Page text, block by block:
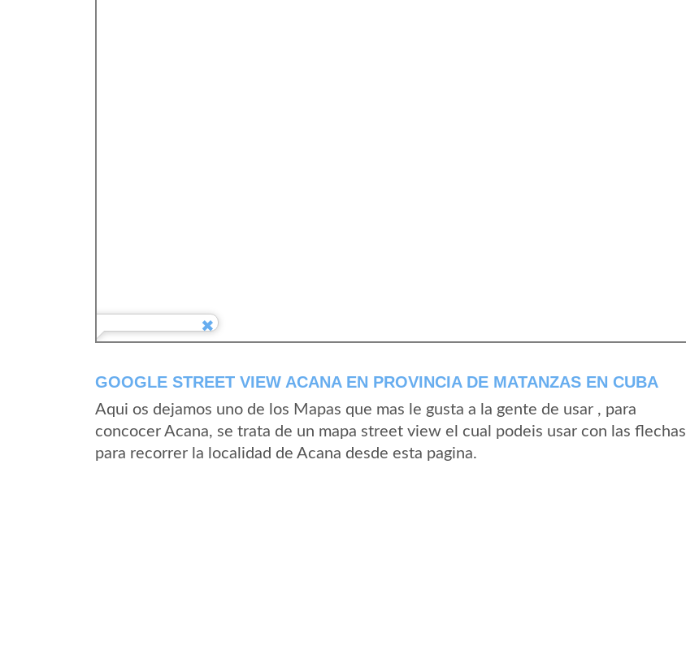
GOOGLE STREET VIEW ACANA EN PROVINCIA DE MATANZAS EN CUBA
Aqui os dejamos uno de los Mapas que mas le gusta a la gente de usar , para
concocer Acana, se trata de un mapa street view el cual podeis usar con las flechas
para recorrer la localidad de Acana desde esta pagina.